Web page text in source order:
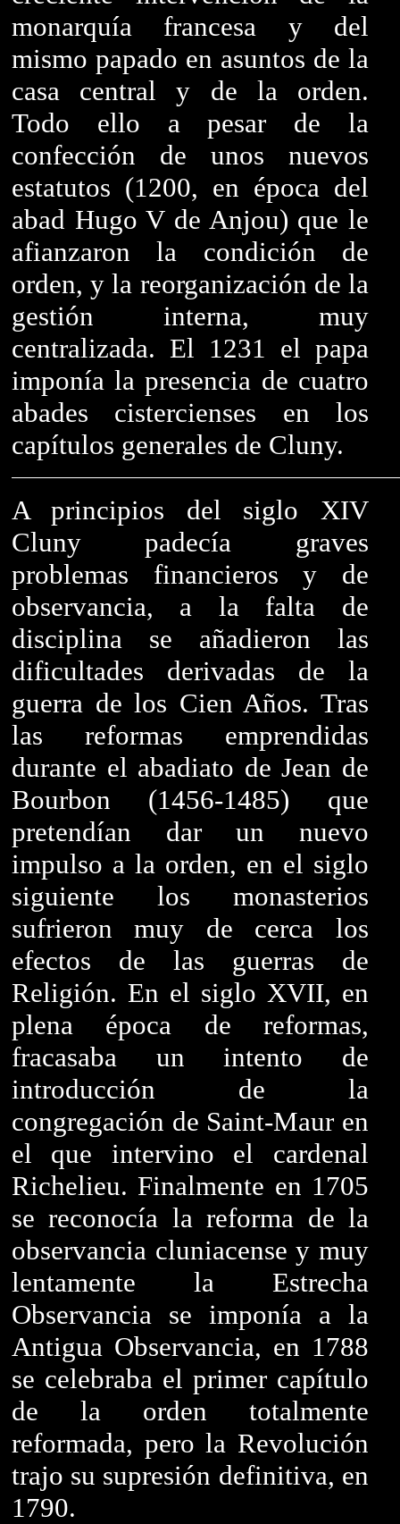
monarquía francesa y del
mismo papado en asuntos de la
casa central y de la orden.
Todo ello a pesar de la
confección de unos nuevos
estatutos (1200, en época del
abad Hugo V de Anjou) que le
afianzaron la condición de
orden, y la reorganización de la
gestión interna, muy
centralizada. El 1231 el papa
imponía la presencia de cuatro
abades cistercienses en los
capítulos generales de Cluny.
A principios del siglo XIV
Cluny padecía graves
problemas financieros y de
observancia, a la falta de
disciplina se añadieron las
dificultades derivadas de la
guerra de los Cien Años. Tras
las reformas emprendidas
durante el abadiato de Jean de
Bourbon (1456-1485) que
pretendían dar un nuevo
impulso a la orden, en el siglo
siguiente los monasterios
sufrieron muy de cerca los
efectos de las guerras de
Religión. En el siglo XVII, en
plena época de reformas,
fracasaba un intento de
introducción de la
congregación de Saint-Maur en
el que intervino el cardenal
Richelieu. Finalmente en 1705
se reconocía la reforma de la
observancia cluniacense y muy
lentamente la Estrecha
Observancia se imponía a la
Antigua Observancia, en 1788
se celebraba el primer capítulo
de la orden totalmente
reformada, pero la Revolución
trajo su supresión definitiva, en
1790.